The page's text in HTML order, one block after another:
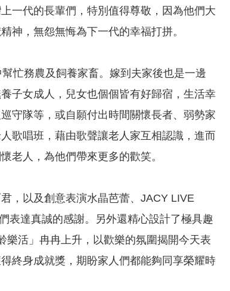
一代的長輩們，特別值得尊敬，因為他們大
神，無怨無悔為下一代的幸福打拼。
忙務農及飼養家畜。嫁到夫家後也是一邊
子女成人，兒女也個個皆有好歸宿，生活幸
守隊等，或自願付出時間關懷長者、弱勢家
歌唱班，藉由歌聲讓老人家互相認識，進而
老人，為他們帶來更多的歡笑。
，以及創意表演水晶芭蕾、JACY LIVE
表達真誠的感謝。另外還精心設計了極具趣
活」冉冉上升，以歡樂的氛圍揭開今天表
終身成就獎，期盼家人們都能夠同享榮耀時